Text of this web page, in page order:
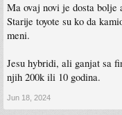
Ma ovaj novi je dosta
Starije toyote su ko da
meni.
Jesu hybridi, ali ganjat sa
njih 200k ili 10 godina.
Jun 18, 2024